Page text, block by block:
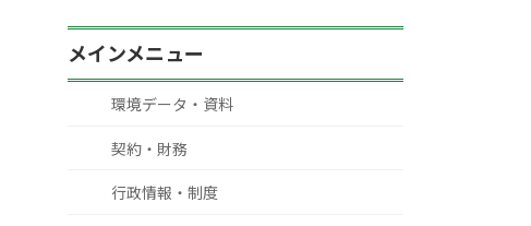
メインメニュー
環境データ・資料
契約・財務
行政情報・制度